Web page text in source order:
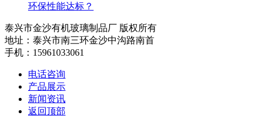
环保性能达标？
泰兴市金沙有机玻璃制品厂 版权所有
地址：泰兴市南三环金沙中沟路南首
手机：15961033061
电话咨询
产品展示
新闻资讯
返回顶部